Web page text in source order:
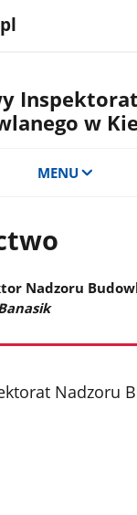
w
MENU
Nadzoru
Nadzoru